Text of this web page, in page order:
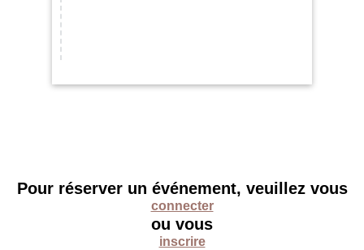
Pour réserver un événement, veuillez vous
connecter
ou vous
inscrire